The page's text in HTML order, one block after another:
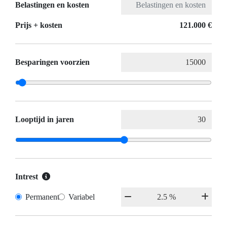
Belastingen en kosten
Prijs + kosten 121.000 €
Besparingen voorzien
Looptijd in jaren
Intrest
Permanent Variabel